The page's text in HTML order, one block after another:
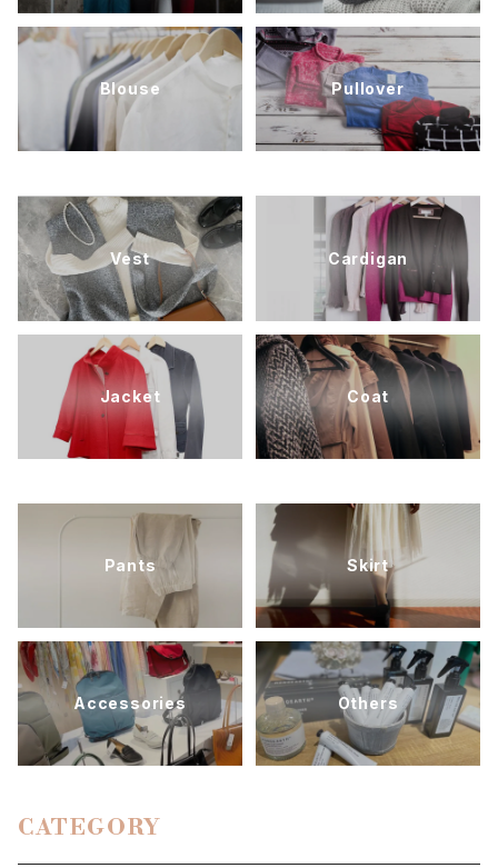
Blouse Pullover
Vest Cardigan
Jacket Coat
Pants Skirt
Accessories Others
CATEGORY